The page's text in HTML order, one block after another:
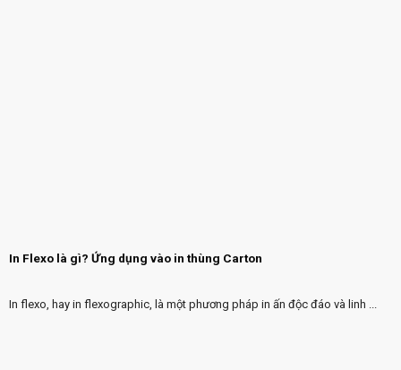
In Flexo là gì? Ứng dụng vào in thùng Carton
In flexo, hay in flexographic, là một phương pháp in ấn độc đáo và linh ...